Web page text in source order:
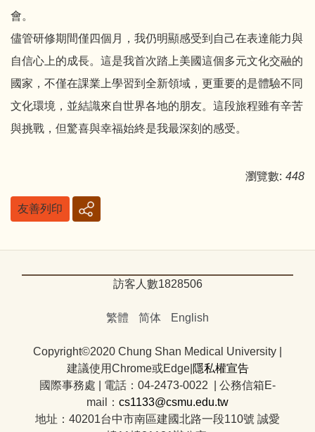
會。
儘管研修期間僅四個月，我仍明顯感受到自己在表達能力與
自信心上的成長。這是我首次踏上美國這個多元文化交融的
國家，不僅在課業上學習到全新領域，更重要的是體驗不同
文化環境，並結識來自世界各地的朋友。這段旅程雖有辛苦
與挑戰，但驚喜與幸福始終是我最深刻的感受。
瀏覽數: 448
友善列印
訪客人數1828506
繁體 简体 English
Copyright©2020 Chung Shan Medical University |
建議使用Chrome或Edge| 隱私權宣告
國際事務處
電話：04-2473-0022 | 公務信箱E-
mail： cs1133@csmu.edu.tw
地址：40201台中市南區建國北路一段110號 誠愛